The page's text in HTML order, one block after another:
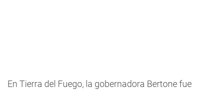
En Tierra del Fuego, la gobernadora Bertone fue